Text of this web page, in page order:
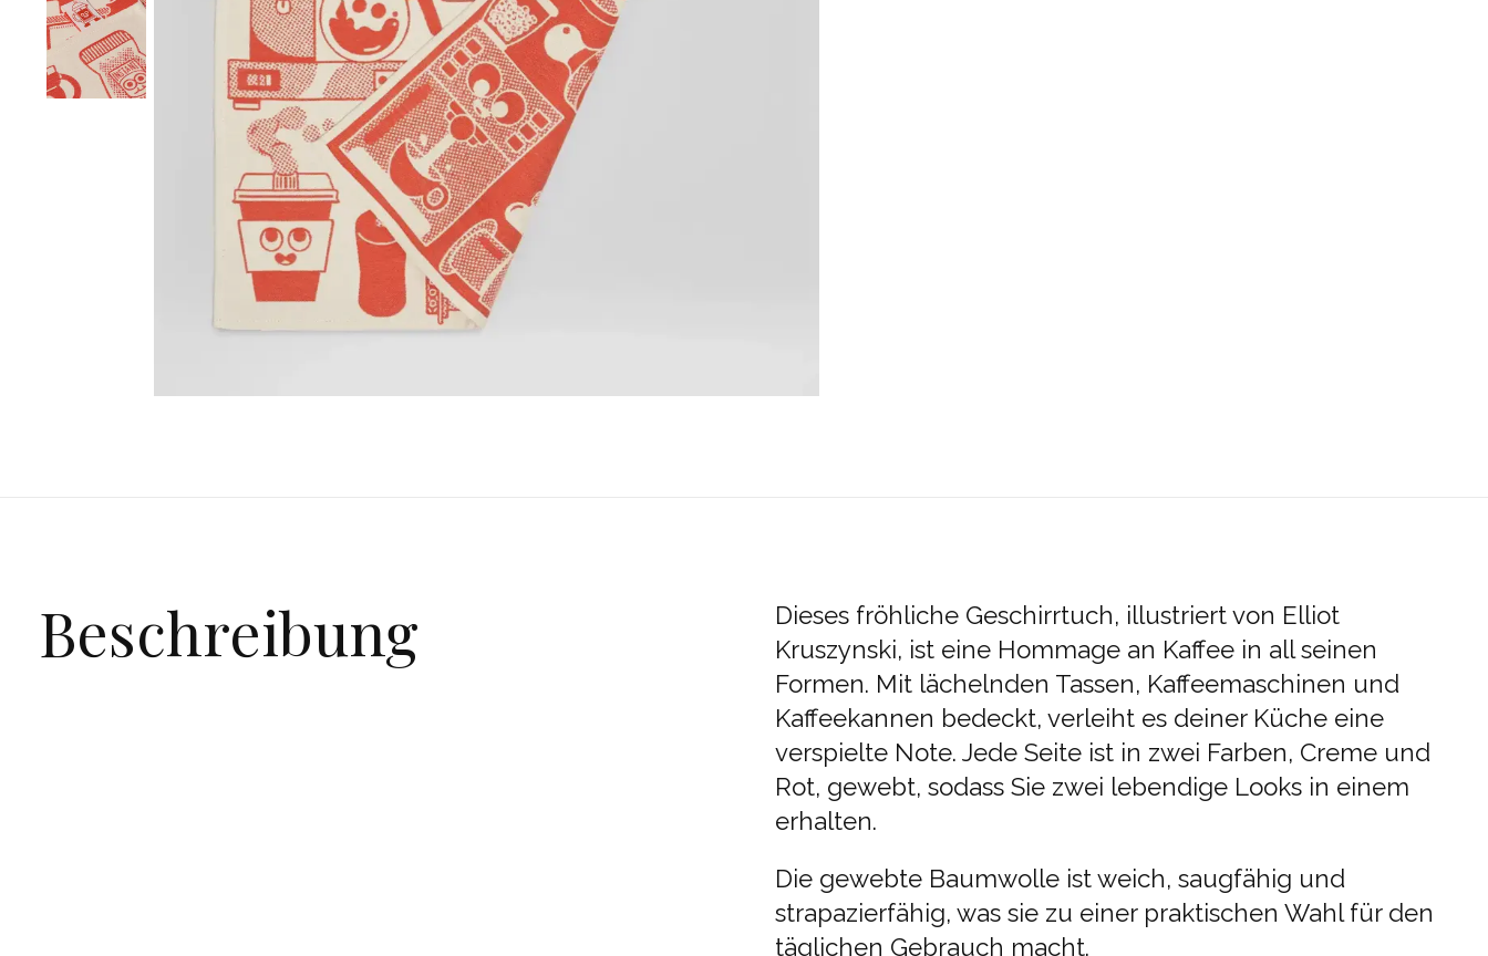
Beschreibung
Dieses fröhliche Geschirrtuch, illustriert von Elliot
Kruszynski, ist eine Hommage an Kaffee in all seinen
Formen. Mit lächelnden Tassen, Kaffeemaschinen und
Kaffeekannen bedeckt, verleiht es deiner Küche eine
verspielte Note. Jede Seite ist in zwei Farben, Creme und
Rot, gewebt, sodass Sie zwei lebendige Looks in einem
erhalten.
Die gewebte Baumwolle ist weich, saugfähig und
strapazierfähig, was sie zu einer praktischen Wahl für den
täglichen Gebrauch macht.